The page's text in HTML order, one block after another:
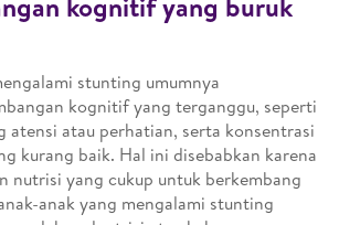
stunting umumnya
kognitif yang terganggu, seperti
atensi atau perhatian, serta konsentrasi
kurang baik. Hal ini disebabkan karena
nutrisi yang cukup untuk berkembang
anak yang mengalami stunting